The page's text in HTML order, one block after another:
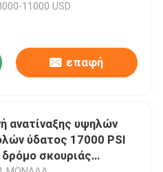
δοκιμής
11000 USD
επαφή
ανατίναξης υψηλών
ύδατος 17000 PSI
δρόμο σκουριάς